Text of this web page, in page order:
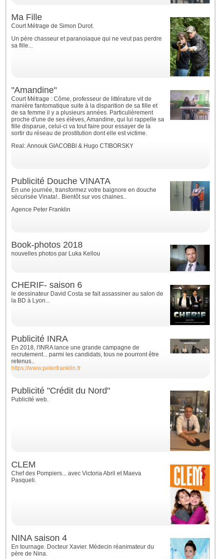
Ma Fille
Court Métrage de Simon Durot.
Un père chasseur et paranoiaque qui ne veut pas perdre
sa fille...
"Amandine"
Court Métrage : Côme, professeur de littérature vit de
manière fantomatique suite à la disparition de sa fille et
de sa femme il y a plusieurs années. Particulièrement
proche d'une de ses élèves, Amandine, qui lui rappelle sa
fille disparue, celui-ci va tout faire pour essayer de la
sortir du réseau de prostitution dont elle est victime.
Real: Annouk GIACOBBI & Hugo CTIBORSKY
Publicité Douche VINATA
En une journée, transformez votre baignore en douche
sécurisée Vinata!.. Bientôt sur vos chaines..
Agence Peter Franklin
Book-photos 2018
nouvelles photos par Luka Kellou
CHERIF- saison 6
le dessinateur David Costa se fait assassiner au salon de
la BD à Lyon...
Publicité INRA
En 2018, l'INRA lance une grande campagne de
recrutement... parmi les candidats, tous ne pourront être
retenus..
https://www.peterfranklin.fr
Publicité "Crédit du Nord"
Publicité web.
CLEM
Chef des Pompiers... avec Victoria Abril et Maeva
Pasqueli.
NINA saison 4
En tournage. Docteur Xavier. Médecin réanimateur du
père de Nina.